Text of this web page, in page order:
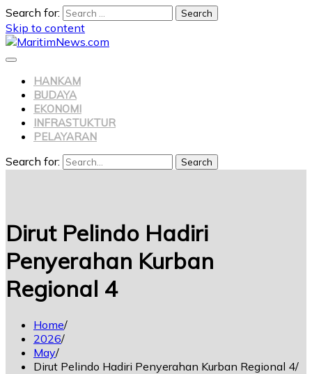
Search for:
Skip to content
HANKAM
BUDAYA
EKONOMI
INFRASTUKTUR
PELAYARAN
Search for: Search
Dirut Pelindo Hadiri
Penyerahan Kurban
Regional 4
Home
2026
May
Dirut Pelindo Hadiri Penyerahan Kurban Regional 4